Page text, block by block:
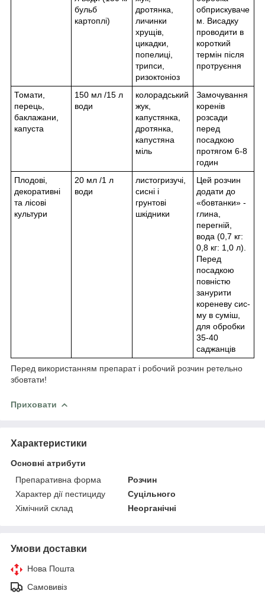
бульб
картоплі)
дротянка,
личинки
хрущів,
цикадки,
попелиці,
трипси,
ризоктоніоз
обприскуваче
м. Висадку
проводити в
короткий
термін після
протруєння
Томати,
перець,
баклажани,
капуста
150 мл /15 л
води
колорадський
жук,
капустянка,
дротянка,
капустяна
міль
Замочування
коренів
розсади
перед
посадкою
протягом 6-8
годин
Плодові,
декоративні
та лісові
культури
20 мл /1 л
води
листогризучі,
сисні і
грунтові
шкідники
Цей розчин
додати до
«бовтанки» -
глина,
перегній,
вода (0,7 кг:
0,8 кг: 1,0 л).
Перед
посадкою
повністю
занурити
кореневу сис-
му в суміш,
для обробки
35-40
саджанців
Перед використанням препарат і робочий розчин ретельно
збовтати!
Приховати
Характеристики
Основні атрибути
Препаративна форма
Розчин
Характер дії пестициду
Суцільного
Хімічний склад
Неорганічні
Умови доставки
Нова Пошта
Самовивіз